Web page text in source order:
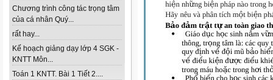
Chương trình công tác trọng tâm
của cá nhân Quý...
rất hay...
Kế hoạch giảng dạy lớp 4 SGK -
KNTT Môn...
Toán 1 KNTT. Bài 1 Tiết 2....